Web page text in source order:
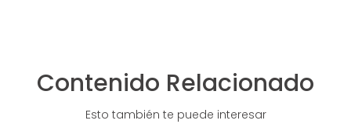
Contenido Relacionado
Esto también te puede interesar